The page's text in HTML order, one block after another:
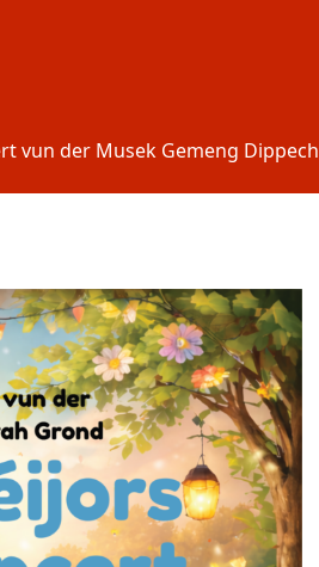
vun der Musek Gemeng Dippech